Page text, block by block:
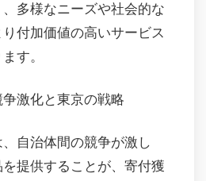
多様なニーズや社会的な
付加価値の高いサービス
す。
争激化と東京の戦略
自治体間の競争が激し
提供することが、寄付獲